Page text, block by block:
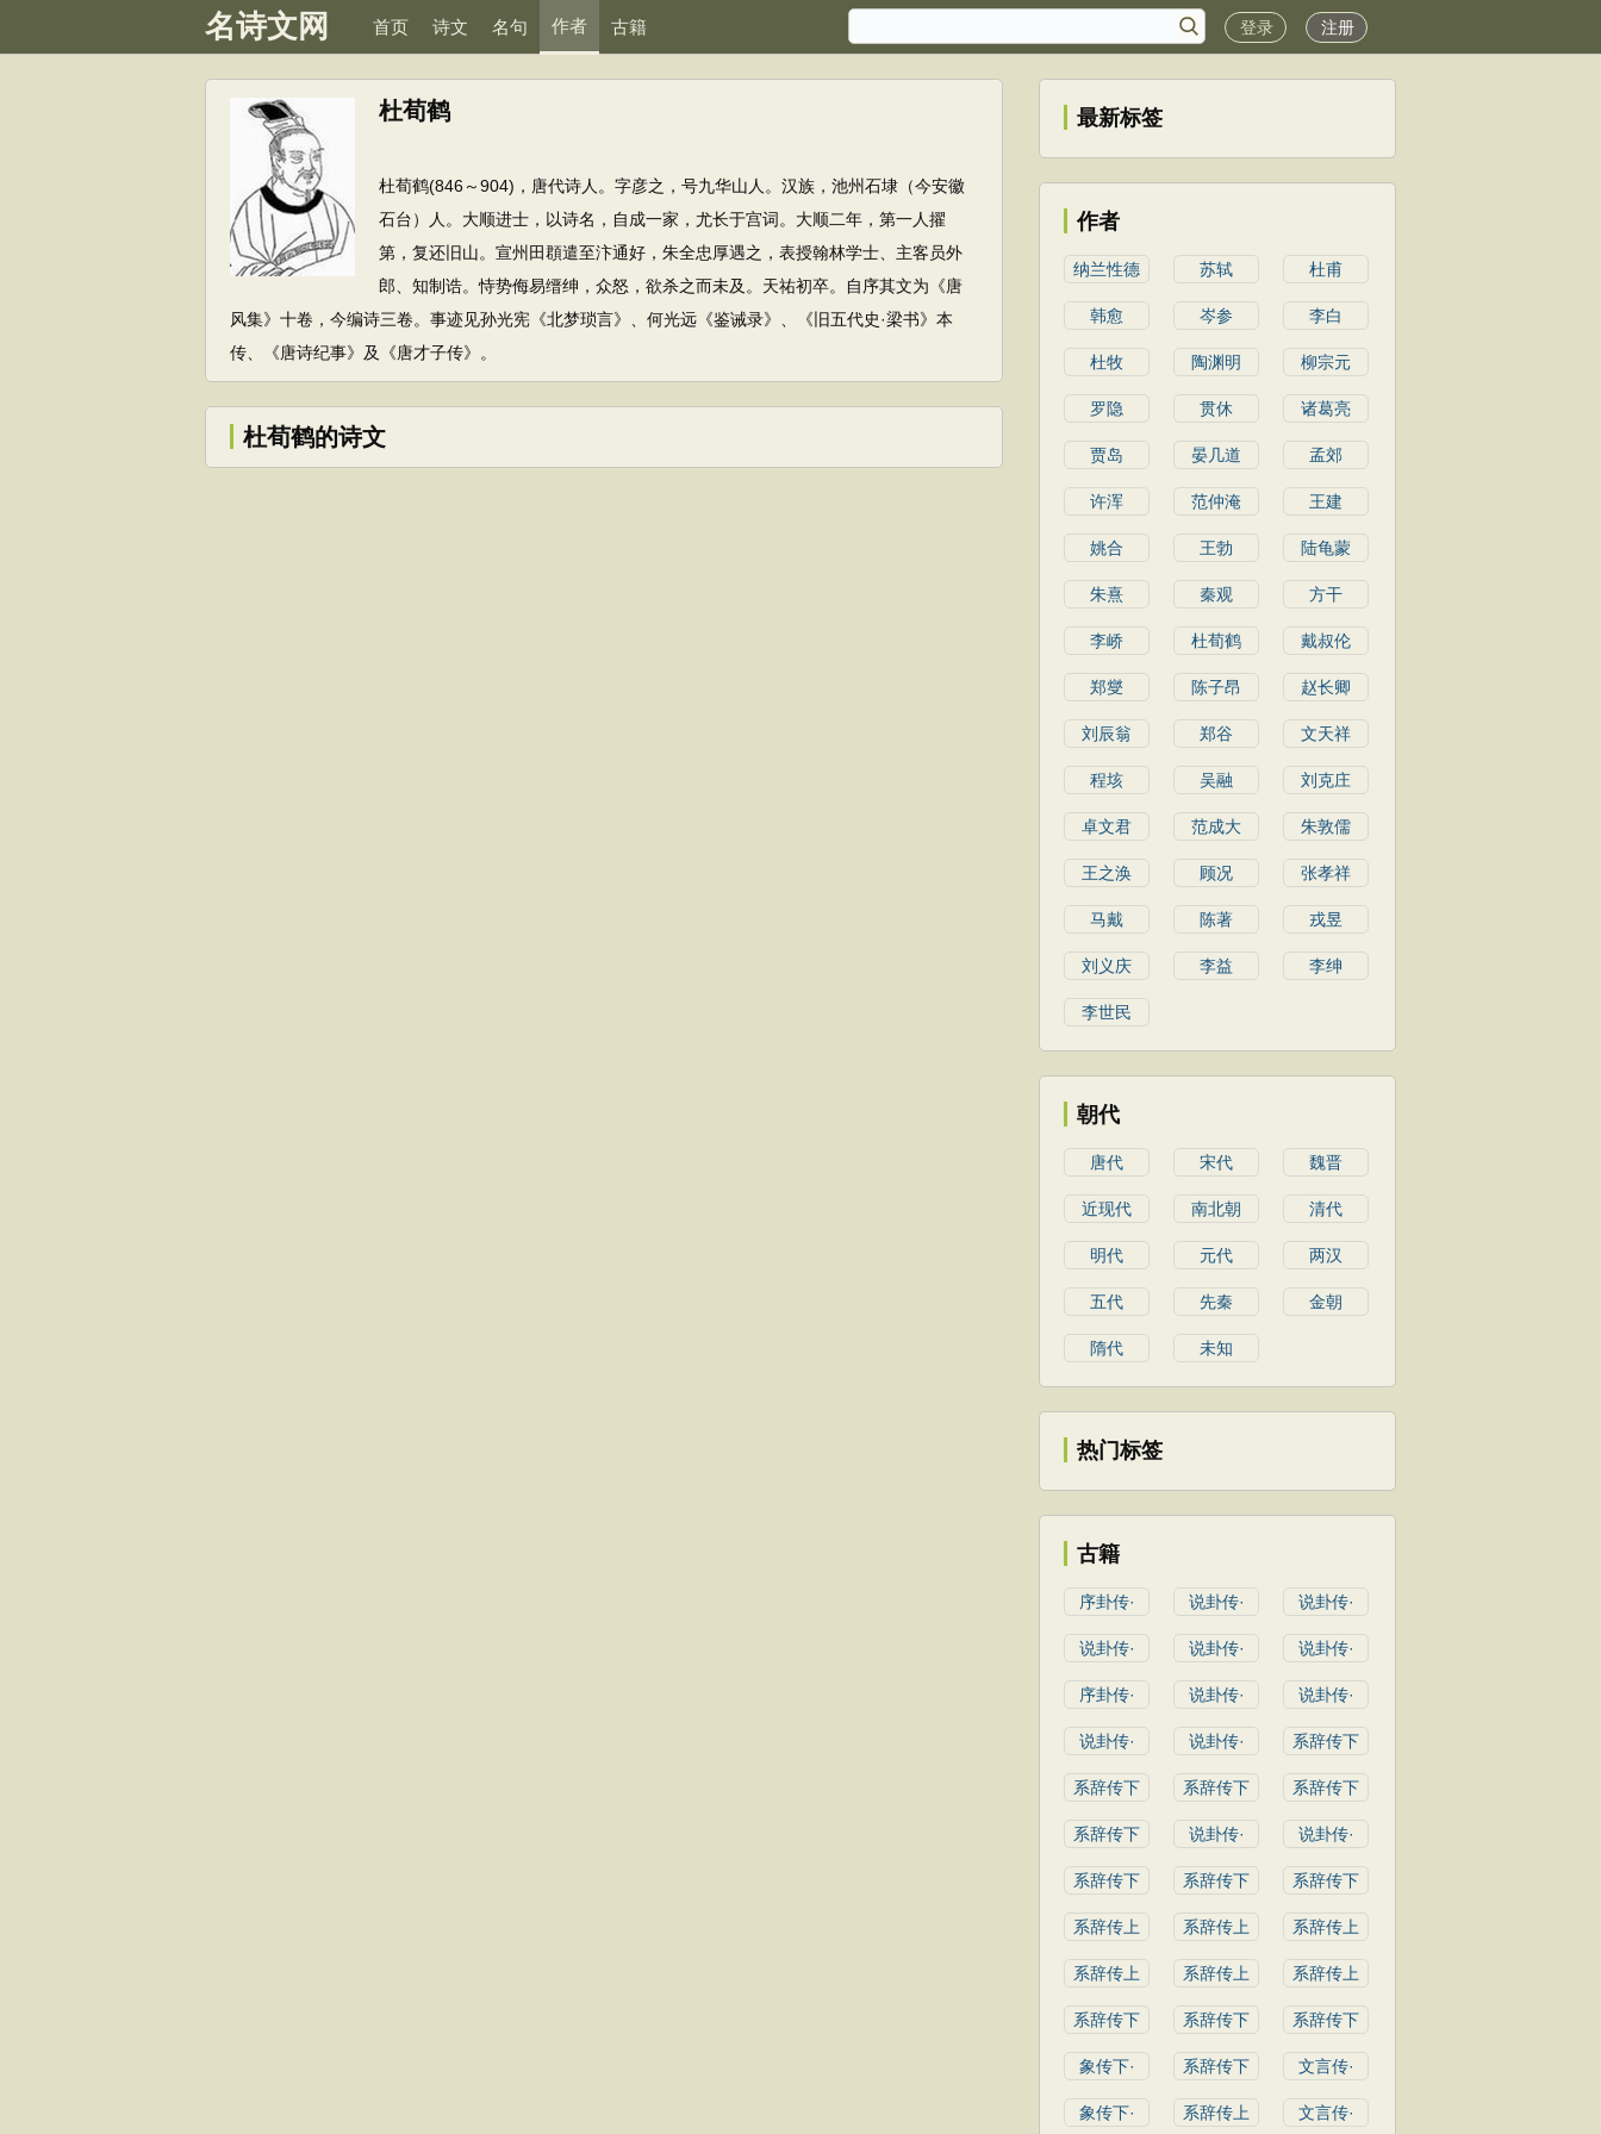
名诗文网 首页 诗文 名句 作者 古籍 登录 注册
杜荀鹤
杜荀鹤(846～904)，唐代诗人。字彦之，号九华山人。汉族，池州石埭（今安徽
石台）人。大顺进士，以诗名，自成一家，尤长于宫词。大顺二年，第一人擢
第，复还旧山。宣州田頵遣至汴通好，朱全忠厚遇之，表授翰林学士、主客员外
郎、知制诰。恃势侮易缙绅，众怒，欲杀之而未及。天祐初卒。自序其文为《唐
风集》十卷，今编诗三卷。事迹见孙光宪《北梦琐言》、何光远《鉴诫录》、《旧五代史·梁书》本
传、《唐诗纪事》及《唐才子传》。
杜荀鹤的诗文
最新标签
作者
纳兰性德 苏轼 杜甫
韩愈 岑参 李白
杜牧 陶渊明 柳宗元
罗隐 贯休 诸葛亮
贾岛 晏几道 孟郊
许浑 范仲淹 王建
姚合 王勃 陆龟蒙
朱熹 秦观 方干
李峤 杜荀鹤 戴叔伦
郑燮 陈子昂 赵长卿
刘辰翁 郑谷 文天祥
程垓 吴融 刘克庄
卓文君 范成大 朱敦儒
王之涣 顾况 张孝祥
马戴 陈著 戎昱
刘义庆 李益 李绅
李世民
朝代
唐代 宋代 魏晋
近现代 南北朝 清代
明代 元代 两汉
五代 先秦 金朝
隋代 未知
热门标签
古籍
序卦传· 说卦传· 说卦传·
说卦传· 说卦传· 说卦传·
序卦传· 说卦传· 说卦传·
说卦传· 说卦传· 系辞传下
系辞传下 系辞传下 系辞传下
系辞传下 说卦传· 说卦传·
系辞传下 系辞传下 系辞传下
系辞传上 系辞传上 系辞传上
系辞传上 系辞传上 系辞传上
系辞传下 系辞传下 系辞传下
象传下· 系辞传下 文言传·
象传下· 系辞传上 文言传·